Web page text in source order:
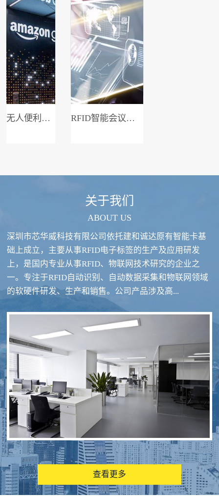
无人便利店系统 RFID智能会议签到系统
RFID酒类防伪系统方案 RFID智慧食堂系统
图书馆RFID电子标签管理系统
关于我们
ABOUT US
深圳市芯华威科技有限公司依托建和诚达原有智能卡基
础上成立，主要从事RFID电子标签的生产及应用研发
上，是国内专业从事RFID、物联网技术研究的企业之
一。专注于RFID自动识别、自动数据采集和物联网领域
的软硬件研发、生产和销售。公司产品涉及高...
查看更多